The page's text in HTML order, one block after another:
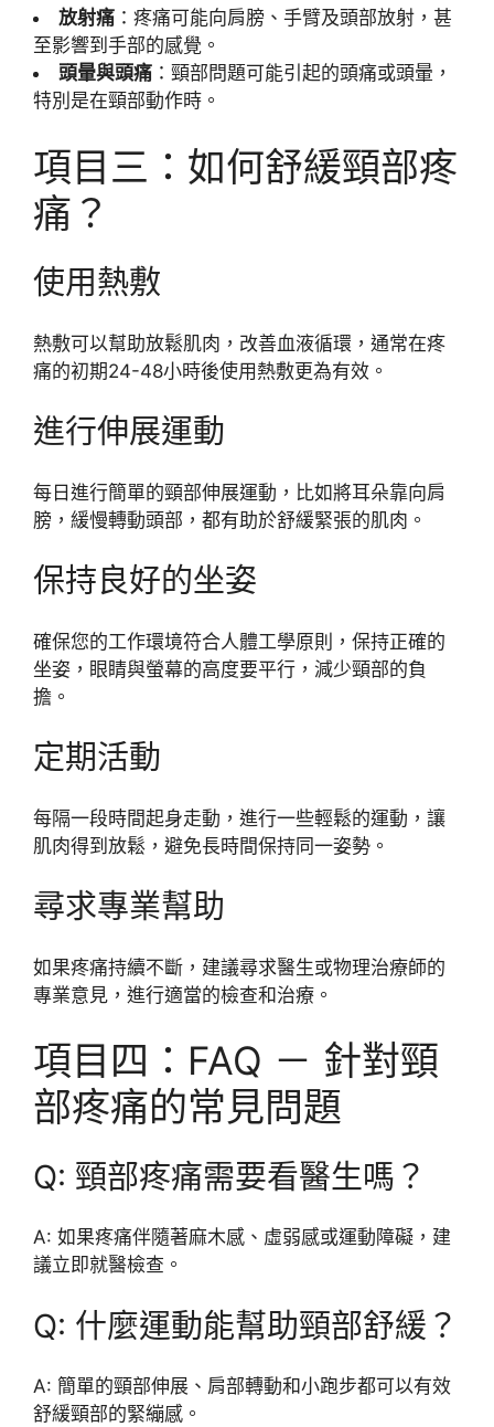
放射痛 ：疼痛可能向肩膀、手臂及頭部放射，甚
至影響到手部的感覺。
頭暈與頭痛 ：頸部問題可能引起的頭痛或頭暈，
特別是在頸部動作時。
項目三：如何舒緩頸部疼
痛？
使用熱敷
熱敷可以幫助放鬆肌肉，改善血液循環，通常在疼
痛的初期24-48小時後使用熱敷更為有效。
進行伸展運動
每日進行簡單的頸部伸展運動，比如將耳朵靠向肩
膀，緩慢轉動頭部，都有助於舒緩緊張的肌肉。
保持良好的坐姿
確保您的工作環境符合人體工學原則，保持正確的
坐姿，眼睛與螢幕的高度要平行，減少頸部的負
擔。
定期活動
每隔一段時間起身走動，進行一些輕鬆的運動，讓
肌肉得到放鬆，避免長時間保持同一姿勢。
尋求專業幫助
如果疼痛持續不斷，建議尋求醫生或物理治療師的
專業意見，進行適當的檢查和治療。
項目四：FAQ － 針對頸
部疼痛的常見問題
Q: 頸部疼痛需要看醫生嗎？
A: 如果疼痛伴隨著麻木感、虛弱感或運動障礙，建
議立即就醫檢查。
Q: 什麼運動能幫助頸部舒緩？
A: 簡單的頸部伸展、肩部轉動和小跑步都可以有效
舒緩頸部的緊繃感。